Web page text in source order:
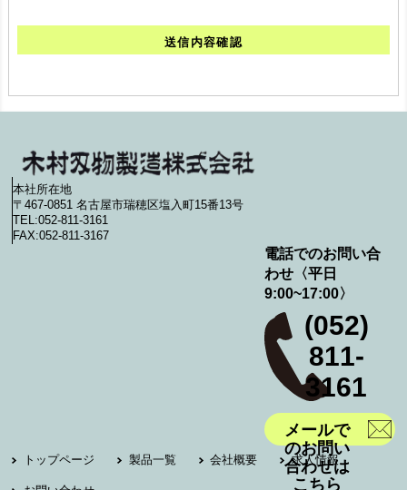
本社所在地
〒467-0851 名古屋市瑞穂区塩入町15番13号
TEL:052-811-3161
FAX:052-811-3167
電話でのお問い合
わせ〈平日
9:00~17:00〉
(052)
811-
3161
メールで
のお問い
合わせは
こちら
トップページ 製品一覧 会社概要 求人情報